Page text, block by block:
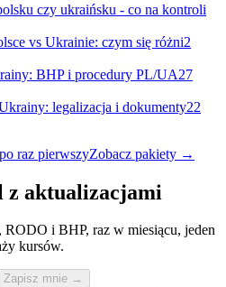
czy ukraińsku - co na kontroli
vs Ukrainie: czym się różni2
BHP i procedury PL/UA27
legalizacja i dokumenty22
raz pierwszyZobacz pakiety →
z aktualizacjami
RODO i BHP, raz w miesiącu, jeden
kursów.
Zapisz mnie →